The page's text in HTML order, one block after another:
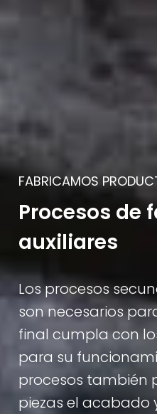
FABRICAMOS
Procesos de
auxiliares
Los procesos
son necesarios
final cumpla con
para su
procesos también
piezas el acabado